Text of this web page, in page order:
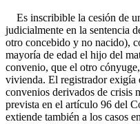
Es inscribible la cesión de
judicialmente en la sentencia
otro concebido y no nacido),
mayoría de edad el hijo del
convenio, que el otro
vivienda. El registrador exigía
convenios derivados de crisis
prevista en el artículo 96 del
extiende también a los casos